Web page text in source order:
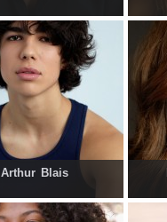
Arthur Blais